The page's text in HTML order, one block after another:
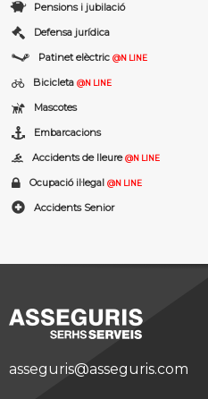
Pensions i jubilació
Defensa jurídica
Patinet elèctric @N LINE
Bicicleta @N LINE
Mascotes
Embarcacions
Accidents de lleure@N LINE
Ocupació il·legal @N LINE
Accidents Senior
asseguris@asseguris.com